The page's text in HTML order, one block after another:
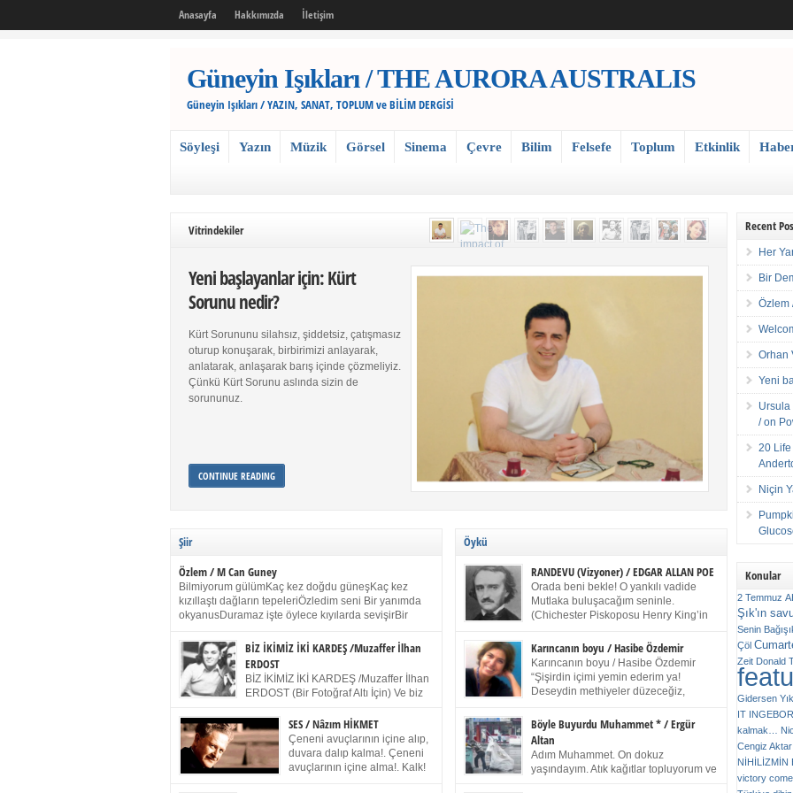
Anasayfa Hakkımızda İletişim
Güneyin Işıkları / THE AURORA AUSTRALIS
Güneyin Işıkları / YAZIN, SANAT, TOPLUM ve BİLİM DERGİSİ
Söyleşi Yazın Müzik Görsel Sinema Çevre Bilim Felsefe Toplum Etkinlik
Vitrindekiler
Yeni başlayanlar için: Kürt
Sorunu nedir?
Kürt Sorununu silahsız, şiddetsiz, çatışmasız
oturup konuşarak, birbirimizi anlayarak,
anlatarak, anlaşarak barış içinde çözmeliyiz.
Çünkü Kürt Sorunu aslında sizin de
sorununuz.
CONTINUE READING
Şiir
Özlem / M Can Guney
Bilmiyorum gülümKaç kez doğdu güneşKaç kez
kızıllaştı dağların tepeleriÖzledim seni Bir yanımda
okyanusDuramaz işte öylece kıyılarda sevişirBir
dururSokulur yalnızlığıma kokun olur Gözlerim bir
buruk gülümsemeDudağımda buğusu
öpüşlerinGeceler boyuÖzledim seni 2004 Haziran
Sydney / Toplumsal Kaynak / Memduh Güney
BİZ İKİMİZ İKİ KARDEŞ /Muzaffer İlhan
ERDOST
BİZ İKİMİZ İKİ KARDEŞ /Muzaffer İlhan
ERDOST (Bir Fotoğraf Altı İçin) Ve biz
Duracağız Fotoğrafımızda durduğumuz gibi Benim
ellerimde kelepçe Yüzümde yapay bir gülüş
(Kelepçeyi yadırgamanın gülüşü belki İlk kez olduğu
için Sonra alıştım Ve unuttum sonra kelepçeyi
SES / Nâzım HİKMET
Çeneni avuçlarının içine alıp,
duvara dalıp kalma!. Çeneni
avuçlarının içine alma!. Kalk!
Öykü
RANDEVU (Vizyoner) / EDGAR ALLAN POE
Orada beni bekle! O yankılı vadide
Mutlaka buluşacağım seninle.
(Chichester Piskoposu Henry King’in
Talihsiz ve gizemli adam! – Sen ki kendi hayal
gücünün parlaklığıyla afalladın, gençliğinin alevleri
arasına düştün! Hayalimde seni tekrar görüyorum!
Bir kez daha önümde duruyor siluetin! – Olduğun –
ah olduğun gibi değil soğuk vadide ve gölgelerin […]
Karıncanın boyu / Hasibe Özdemir
Karıncanın boyu / Hasibe Özdemir
“Şişirdin içimi yemin ederim ya!
Deseydin methiyeler düzeceğiz,
titriyor. “Sana gel demedim kızım.” diyorum sakince.
“Takıldın peşime madem, ne duyarsan
katlanacaksın.” Bir sigara yakıyor. Başını yana yatırıp,
bezmiş annelerin yılgın bakışıyla süzüyor beni.
Kaşlarımı kaldırıp ona bakıyorum ben de. Pes ediyor.
Böyle Buyurdu Muhammet * / Ergür
Altan
Adım Muhammet. On dokuz
yaşındayım. Atık kağıtlar topluyorum ve
Recent
Her
Bir
Özlem
Orhan
Yeni
Ursula
/ on
20
Niçin
Konular
2 Temmuz
Şık'ın
Senin
Çöl
Zeit Donald
Gidersen
IT
kalmak…
Cengiz Aktar
NİHİLİZMİN
victory